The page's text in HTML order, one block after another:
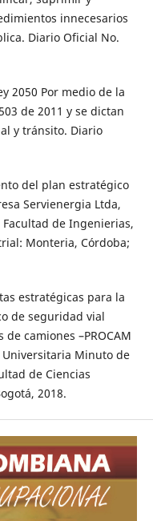
innecesarios
Diario Oficial No.
2050 Por medio de la
de 2011 y se dictan
y tránsito. Diario
del plan estratégico
Servienergia Ltda,
de Ingenierias,
Monteria, Córdoba;
estratégicas para la
de seguridad vial
camiones –PROCAM
Universitaria Minuto de
de Ciencias
2018.